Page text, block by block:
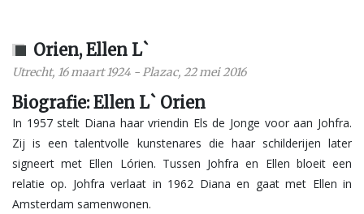
Orien, Ellen L`
Utrecht, 16 maart 1924 -Plazac, 22 mei 2016
Biografie: Ellen L` Orien
In 1957 stelt Diana haar vriendin Els de Jonge voor aan Johfra.
Zij is een talentvolle kunstenares die haar schilderijen later
signeert met Ellen Lórien. Tussen Johfra en Ellen bloeit een
relatie op. Johfra verlaat in 1962 Diana en gaat met Ellen in
Amsterdam samenwonen.